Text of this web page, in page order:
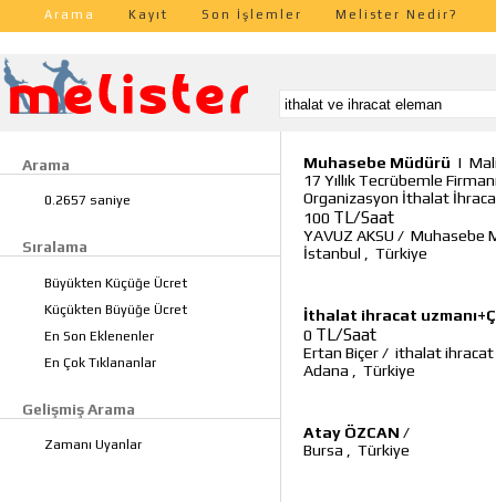
Arama Kayıt Son İşlemler Melister Nedir?
Arama
0.2657 saniye
Sıralama
Büyükten Küçüğe Ücret
Küçükten Büyüğe Ücret
En Son Eklenenler
En Çok Tıklananlar
Gelişmiş Arama
Zamanı Uyanlar
Muhasebe Müdürü |
17 Yıllık Tecrübemle
Organizasyon İthalat
100 TL/Saat
YAVUZ AKSU / Muhasebe
İstanbul
Türkiye
İthalat ihracat
0 TL/Saat
Ertan Biçer/ ithalat ihracat
Adana
Türkiye
Atay ÖZCAN /
Bursa
Türkiye